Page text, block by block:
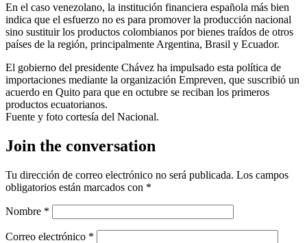
En el caso venezolano, la institución financiera española más bien
indica que el esfuerzo no es para promover la producción nacional
sino sustituir los productos colombianos por bienes traídos de otros
países de la región, principalmente Argentina, Brasil y Ecuador.
El gobierno del presidente Chávez ha impulsado esta política de
importaciones mediante la organización Empreven, que suscribió un
acuerdo en Quito para que en octubre se reciban los primeros
productos ecuatorianos.
Fuente y foto cortesía del Nacional.
Join the conversation
Tu dirección de correo electrónico no será publicada. Los campos
obligatorios están marcados con *
Nombre *
Correo electrónico *